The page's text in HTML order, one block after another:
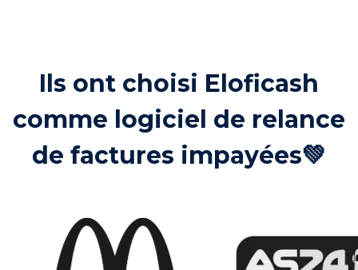
Ils ont choisi Eloficash
comme logiciel de relance
de factures impayées💚